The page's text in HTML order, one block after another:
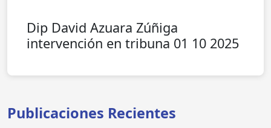
Dip David Azuara Zúñiga
intervención en tribuna 01 10 2025
Publicaciones Recientes